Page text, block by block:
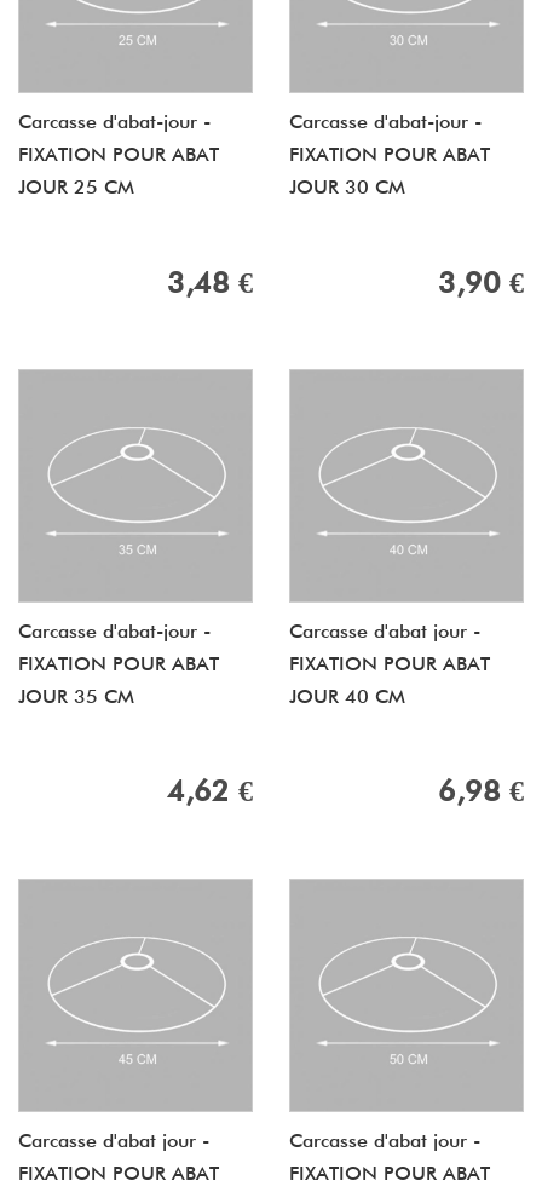
Carcasse d'abat-jour -
FIXATION POUR ABAT
JOUR 25 CM
3,48 €
Carcasse d'abat-jour -
FIXATION POUR ABAT
JOUR 30 CM
3,90 €
Carcasse d'abat-jour -
FIXATION POUR ABAT
JOUR 35 CM
4,62 €
Carcasse d'abat jour -
FIXATION POUR ABAT
JOUR 40 CM
6,98 €
Carcasse d'abat jour -
FIXATION POUR ABAT
Carcasse d'abat jour -
FIXATION POUR ABAT